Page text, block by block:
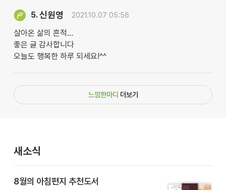
5.신원영 2021.10.07 05:56
살아온 삶의 흔적…
좋은 글 감사합니다
오늘도 행복한 하루 되세요!^^
느낌한마디 더보기
새소식
8월의 아침편지 추천도서